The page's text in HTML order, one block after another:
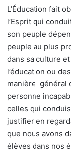
L’Éducation fait
l’Esprit qui
son peuple
peuple au plus
dans sa culture
l’éducation ou
manière général
personne
celles qui
justifier en
que nous avons
élèves dans nos